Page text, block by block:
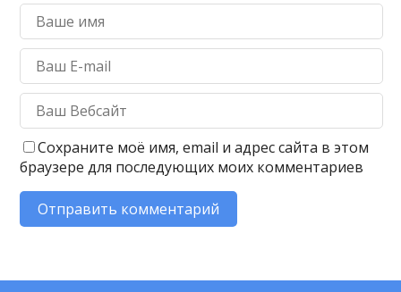
Сохраните моё имя, email и адрес сайта в этом
браузере для последующих моих комментариев